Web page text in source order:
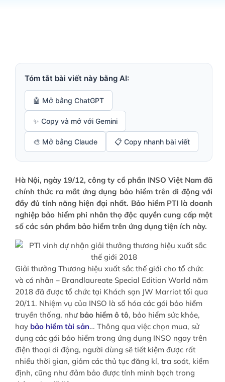
Tóm tắt bài viết này bằng AI:
🤖 Mở bằng ChatGPT
✨ Copy và mở với Gemini
🎨 Mở bằng Claude 📋 Copy nhanh bài viết
Hà Nội, ngày 19/12, công ty cổ phần INSO Việt Nam đã
chính thức ra mắt ứng dụng bảo hiểm trên di động với
đầy đủ tính năng hiện đại nhất. Bảo hiểm PTI là doanh
nghiệp bảo hiểm phi nhân thọ độc quyền cung cấp một
số các sản phẩm bảo hiểm trên ứng dụng tiện ích này.
Giải thưởng Thương hiệu xuất sắc thế giới cho tổ chức
và cá nhân – Brandlaureate Special Edition World năm
2018 đã được tổ chức tại Khách sạn JW Marriot tối qua
20/11. Nhiệm vụ của INSO là số hóa các gói bảo hiểm
truyền thống, như bảo hiểm ô tô, bảo hiểm sức khỏe,
hay bảo hiểm tài sản… Thông qua việc chọn mua, sử
dụng các gói bảo hiểm trong ứng dụng INSO ngay trên
điện thoại di động, người dùng sẽ tiết kiệm được rất
nhiều thời gian, giảm các thủ tục đăng kí, tra soát, kiểm
định, cũng như đảm bảo được tính minh bạch trong